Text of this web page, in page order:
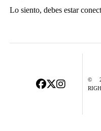
Lo siento, debes estar
©